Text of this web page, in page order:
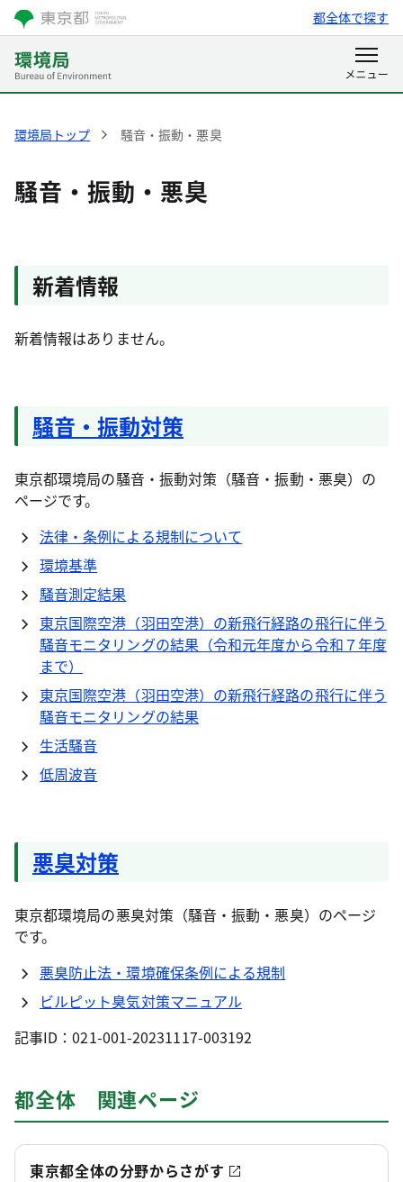
都全体で探す
環境局トップ 騒音・振動・悪臭
騒音・振動・悪臭
新着情報
新着情報はありません。
騒音・振動対策
東京都環境局の騒音・振動対策（騒音・振動・悪臭）の
ページです。
法律・条例による規制について
環境基準
騒音測定結果
東京国際空港（羽田空港）の新飛行経路の飛行に伴う
騒音モニタリングの結果（令和元年度から令和７年度
まで）
東京国際空港（羽田空港）の新飛行経路の飛行に伴う
騒音モニタリングの結果
生活騒音
低周波音
悪臭対策
東京都環境局の悪臭対策（騒音・振動・悪臭）のページ
です。
悪臭防止法・環境確保条例による規制
ビルピット臭気対策マニュアル
記事ID：021-001-20231117-003192
都全体 関連ページ
東京都全体の分野からさがす